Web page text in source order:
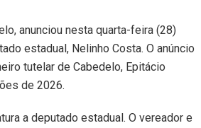
anunciou nesta quarta-feira (28)
estadual, Nelinho Costa. O anúncio
tutelar de Cabedelo, Epitácio
de 2026.
a deputado estadual. O vereador e